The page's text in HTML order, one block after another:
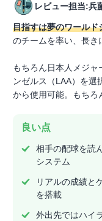
レビュー担当:兵
目指すは夢のワールド
のチームを率い、長き
もちろん日本人メジ
ンゼルス（LAA）を選
から使用可能。もちろ
良い点
相手の配球を読
システム
リアルの成績と
を搭載
外出先ではハイ